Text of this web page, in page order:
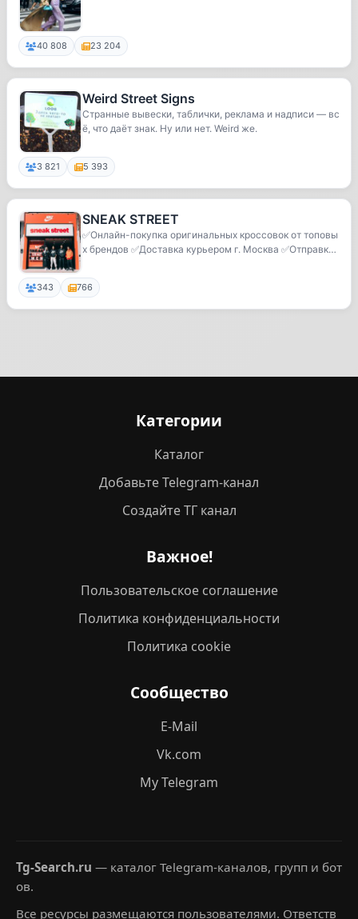
40 808 23 204
Weird Street Signs
Странные вывески, таблички, реклама и надписи — вс
ё, что даёт знак. Ну или нет. Weird же.
3 821 5 393
SNEAK STREET
✅Онлайн-покупка оригинальных кроссовок от топовы
х брендов ✅Доставка курьером г. Москва ✅Отправка
343 766
Категории
Каталог
Добавьте Telegram-канал
Создайте ТГ канал
Важное!
Пользовательское соглашение
Политика конфиденциальности
Политика cookie
Сообщество
E-Mail
Vk.com
My Telegram
Tg-Search.ru — каталог Telegram-каналов, групп и бот
ов.
Все ресурсы размещаются пользователями. Ответств